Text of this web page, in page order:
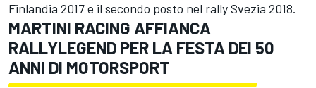
Finlandia 2017 e il secondo posto nel rally Svezia 2018.
MARTINI RACING AFFIANCA
RALLYLEGEND PER LA FESTA DEI 50
ANNI DI MOTORSPORT